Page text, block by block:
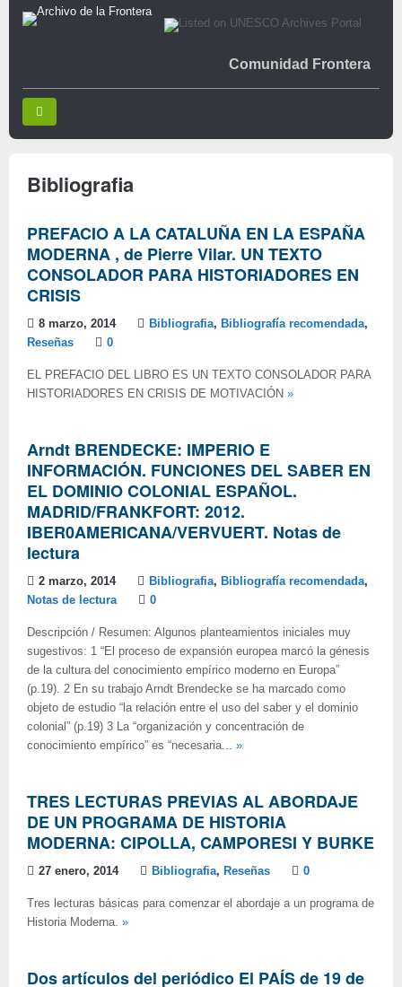
Comunidad Frontera
Bibliografia
PREFACIO A LA CATALUÑA EN LA ESPAÑA
MODERNA , de Pierre Vilar. UN TEXTO
CONSOLADOR PARA HISTORIADORES EN
CRISIS
8 marzo, 2014 Bibliografia, Bibliografía recomendada,
Reseñas
0
EL PREFACIO DEL LIBRO ES UN TEXTO CONSOLADOR PARA
HISTORIADORES EN CRISIS DE MOTIVACIÓN »
Arndt BRENDECKE: IMPERIO E
INFORMACIÓN. FUNCIONES DEL SABER EN
EL DOMINIO COLONIAL ESPAÑOL.
MADRID/FRANKFORT: 2012.
IBER0AMERICANA/VERVUERT. Notas de
lectura
2 marzo, 2014 Bibliografia, Bibliografía recomendada,
Notas de lectura
0
Descripción / Resumen: Algunos planteamientos iniciales muy
sugestivos: 1 “El proceso de expansión europea marcó la génesis
de la cultura del conocimiento empírico moderno en Europa”
(p.19). 2 En su trabajo Arndt Brendecke se ha marcado como
objeto de estudio “la relación entre el uso del saber y el dominio
colonial” (p.19) 3 La “organización y concentración de
conocimiento empírico” es “necesaria... »
TRES LECTURAS PREVIAS AL ABORDAJE
DE UN PROGRAMA DE HISTORIA
MODERNA: CIPOLLA, CAMPORESI Y BURKE
27 enero, 2014 Bibliografia, Reseñas 0
Tres lecturas básicas para comenzar el abordaje a un programa de
Historia Moderna. »
Dos artículos del periódico El PAÍS de 19 de